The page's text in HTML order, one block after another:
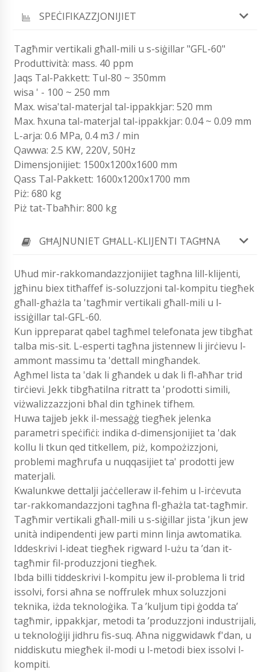
SPEĊIFIKAZZJONIJIET
Tagħmir vertikali għall-mili u s-siġillar "GFL-60"
Produttività: mass. 40 ppm
Jaqs Tal-Pakkett: Tul-80 ~ 350mm
wisa ' - 100 ~ 250 mm
Max. wisa'tal-materjal tal-ippakkjar: 520 mm
Max. ħxuna tal-materjal tal-ippakkjar: 0.04 ~ 0.09 mm
L-arja: 0.6 MPa, 0.4 m3 / min
Qawwa: 2.5 KW, 220V, 50Hz
Dimensjonijiet: 1500x1200x1600 mm
Qass Tal-Pakkett: 1600x1200x1700 mm
Piż: 680 kg
Piż tat-Tbaħħir: 800 kg
GĦAJNUNIET GĦALL-KLIJENTI TAGĦNA
Uħud mir-rakkomandazzjonijiet tagħna lill-klijenti,
jgħinu biex titħaffef is-soluzzjoni tal-kompitu tiegħek
għall-għażla ta 'tagħmir vertikali għall-mili u l-
issiġillar tal-GFL-60.
Kun ippreparat qabel tagħmel telefonata jew tibgħat
talba mis-sit. L-esperti tagħna jistennew li jirċievu l-
ammont massimu ta 'dettall mingħandek.
Agħmel lista ta 'dak li għandek u dak li fl-aħħar trid
tirċievi. Jekk tibgħatilna ritratt ta 'prodotti simili,
viżwalizzazzjoni bħal din tgħinek tifhem.
Huwa tajjeb jekk il-messaġġ tiegħek jelenka
parametri speċifiċi: indika d-dimensjonijiet ta 'dak
kollu li tkun qed titkellem, piż, kompożizzjoni,
problemi magħrufa u nuqqasijiet ta' prodotti jew
materjali.
Kwalunkwe dettalji jaċċelleraw il-fehim u l-irċevuta
tar-rakkomandazzjoni tagħna fl-għażla tat-tagħmir.
Tagħmir vertikali għall-mili u s-siġillar jista 'jkun jew
unità indipendenti jew parti minn linja awtomatika.
Iddeskrivi l-ideat tiegħek rigward l-użu ta ’dan it-
tagħmir fil-produzzjoni tiegħek.
Ibda billi tiddeskrivi l-kompitu jew il-problema li trid
issolvi, forsi aħna se noffrulek mhux soluzzjoni
teknika, iżda teknoloġika. Ta ’kuljum tipi ġodda ta’
tagħmir, ippakkjar, metodi ta ’produzzjoni industrijali,
u teknoloġiji jidhru fis-suq. Aħna niggwidawk f'dan, u
niddiskutu miegħek il-modi u l-metodi biex issolvi l-
kompiti.